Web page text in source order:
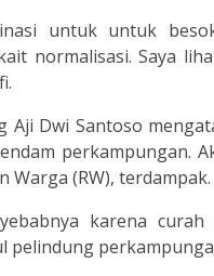
untuk untuk
normalisasi. Saya
Aji Dwi Santoso
perkampungan.
Warga (RW), terdampak.
karena
pelindung